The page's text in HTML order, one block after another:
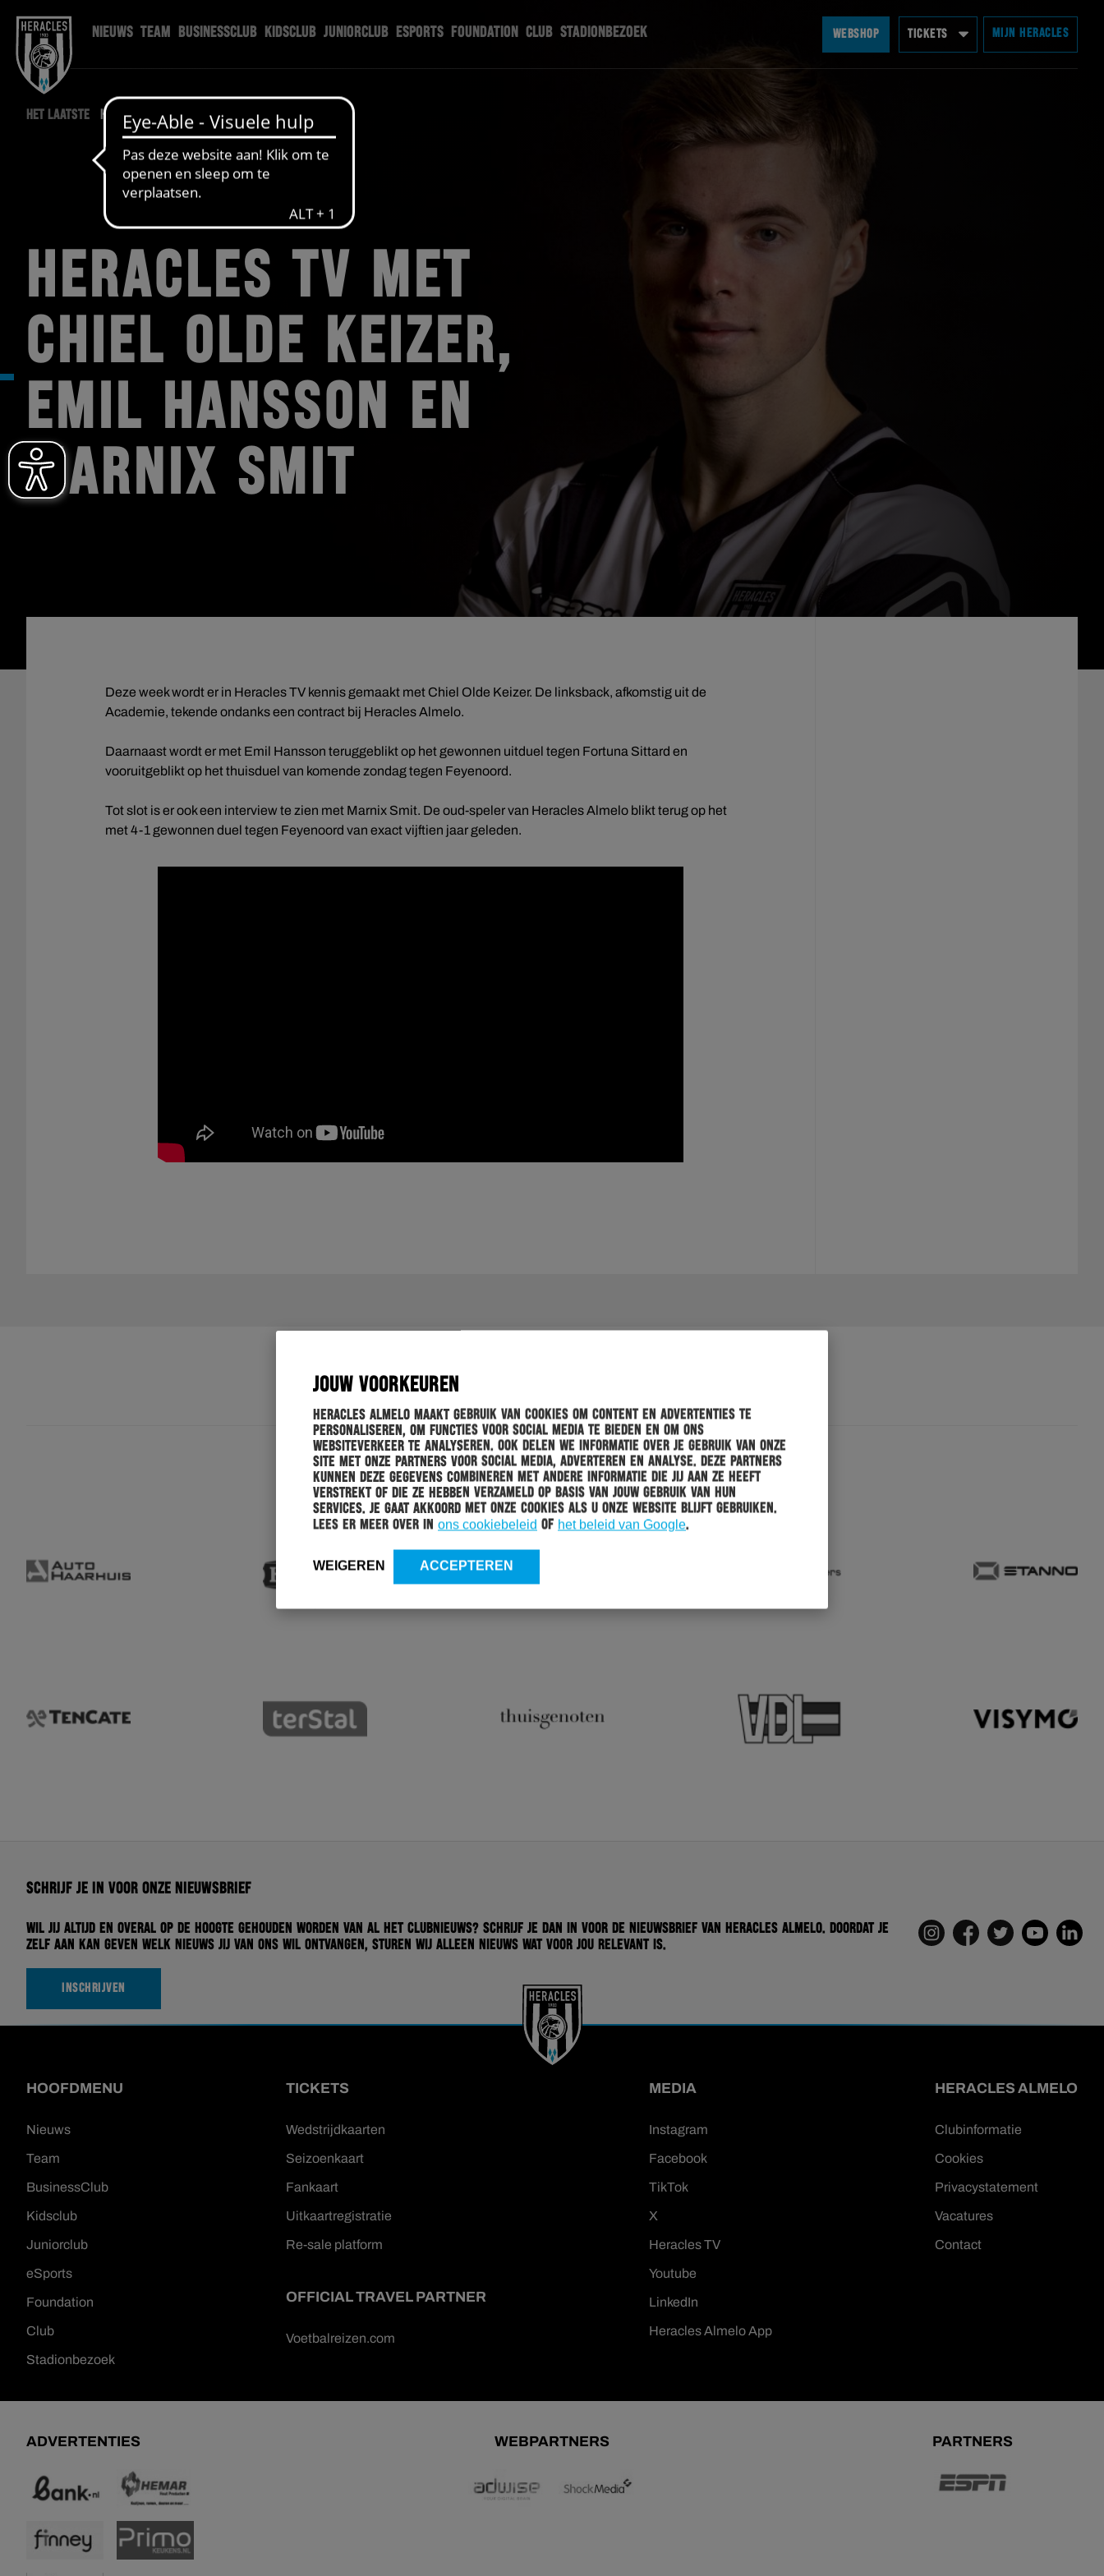
JOUW VOORKEUREN
Heracles Almelo maakt gebruik van cookies om content en advertenties te
personaliseren, om functies voor social media te bieden en om ons
websiteverkeer te analyseren. Ook delen we informatie over je gebruik van onze
site met onze partners voor social media, adverteren en analyse. Deze partners
kunnen deze gegevens combineren met andere informatie die jij aan ze heeft
verstrekt of die ze hebben verzameld op basis van jouw gebruik van hun
services. Je gaat akkoord met onze cookies als u onze website blijft gebruiken.
Lees er meer over in ons cookiebeleid of het beleid van Google.
WEIGEREN ACCEPTEREN
NIEUWS TEAM BUSINESSCLUB KIDSCLUB JUNIORCLUB ESPORTS FOUNDATION CLUB STADIONBEZOEK WEBSHOP TICKETS MIJN HERACLES
HET LAATSTE HERACLES NIEUWS
HERACLES TV MET
CHIEL OLDE KEIZER,
EMIL HANSSON EN
MARNIX SMIT
Deze week wordt er in Heracles TV kennis gemaakt met Chiel Olde Keizer. De linksback, afkomstig uit de
Academie, tekende ondanks een contract bij Heracles Almelo.
Daarnaast wordt er met Emil Hansson teruggeblikt op het gewonnen uitduel tegen Fortuna Sittard en
vooruitgeblikt op het thuisduel van komende zondag tegen Feyenoord.
Tot slot is er ook een interview te zien met Marnix Smit. De oud-speler van Heracles Almelo blikt terug op het
met 4-1 gewonnen duel tegen Feyenoord van exact vijftien jaar geleden.
Schrijf je in voor onze nieuwsbrief
Wil jij altijd en overal op de hoogte gehouden worden van al het clubnieuws? Schrijf je dan in voor de nieuwsbrief van Heracles Almelo. Doordat je
zelf aan kan geven welk nieuws jij van ons wil ontvangen, sturen wij alleen nieuws wat voor jou relevant is.
INSCHRIJVEN
HOOFDMENU
Nieuws
Team
BusinessClub
Kidsclub
Juniorclub
eSports
Foundation
Club
Stadionbezoek
TICKETS
Wedstrijdkaarten
Seizoenkaart
Fankaart
Uitkaartregistratie
Re-sale platform
OFFICIAL TRAVEL PARTNER
Voetbalreizen.com
MEDIA
Instagram
Facebook
TikTok
X
Heracles TV
Youtube
LinkedIn
Heracles Almelo App
HERACLES ALMELO
Clubinformatie
Cookies
Privacystatement
Vacatures
Contact
ADVERTENTIES WEBPARTNERS PARTNERS